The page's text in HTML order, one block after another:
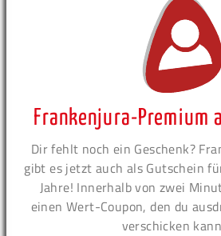
Frankenjura-Premium
Dir fehlt noch ein Geschenk?
gibt es jetzt auch als Gutschein
Jahre! Innerhalb von zwei
einen Wert-Coupon, den du
verschicken